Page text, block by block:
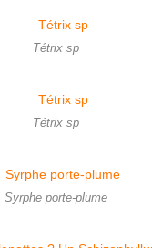
Tétrix sp
Tétrix sp
Syrphe porte-plume